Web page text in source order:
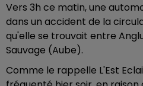
Vers 3h ce matin, une
dans un accident de la
qu'elle se trouvait entre
Sauvage (Aube).
Comme le rappelle L'Est